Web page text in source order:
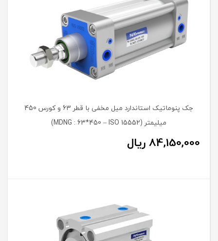
جک پنوماتیک استاندارد میل مخفی با قطر 63 و کورس 450
میلیمتر (MDNG : 63*450 – ISO 15552)
84,150,000ریال